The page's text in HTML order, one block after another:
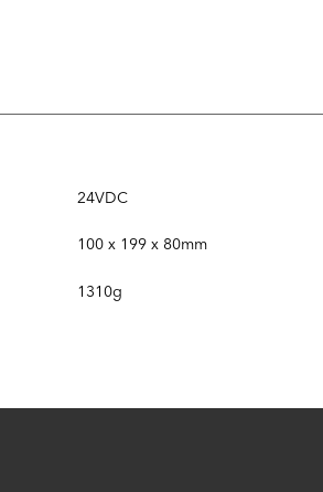
24VDC
100 x 199 x 80mm
1310g